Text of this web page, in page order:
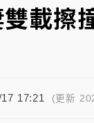
載擦
17:21 (更新